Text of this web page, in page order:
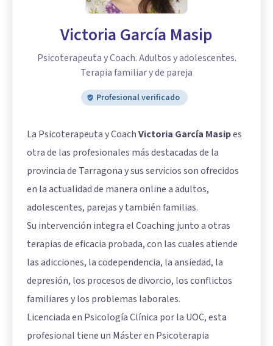
Victoria García Masip
Psicoterapeuta y Coach. Adultos y adolescentes.
Terapia familiar y de pareja
Profesional verificado
La Psicoterapeuta y CoachVictoria García Masipes
otra de las profesionales más destacadas de la
provincia de Tarragona y sus servicios son ofrecidos
en la actualidad de manera online a adultos,
adolescentes, parejas y también familias.
Su intervención integra el Coaching junto a otras
terapias de eficacia probada, con las cuales atiende
las adicciones, la codependencia, la ansiedad, la
depresión, los procesos de divorcio, los conflictos
familiares y los problemas laborales.
Licenciada en Psicología Clínica por la UOC, esta
profesional tiene un Máster en Psicoterapia